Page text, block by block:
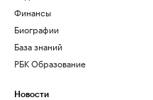
Финансы
Биографии
База знаний
РБК Образование
Новости